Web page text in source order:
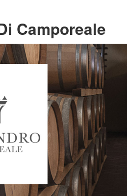
Camporeale